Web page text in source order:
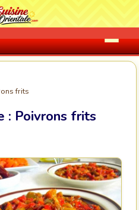
frits
: Poivrons frits